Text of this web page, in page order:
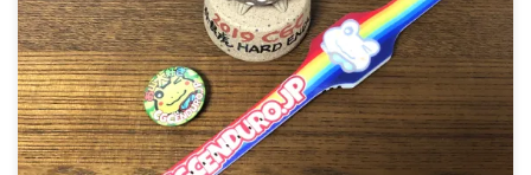
かなりのお久しぶりブログです。 思うところがあり、反省と覚書、喜びをお伝
えしたくてしたためます。 私 […]